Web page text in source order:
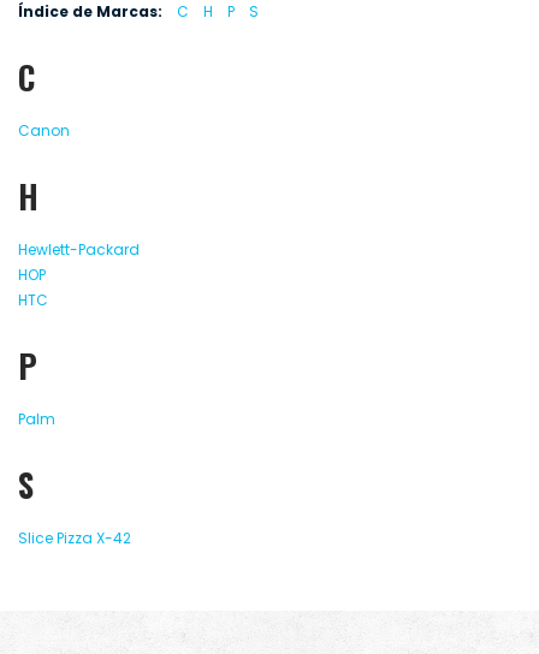
Índice de Marcas: C H P S
C
Canon
H
Hewlett-Packard
HOP
HTC
P
Palm
S
Slice Pizza X-42